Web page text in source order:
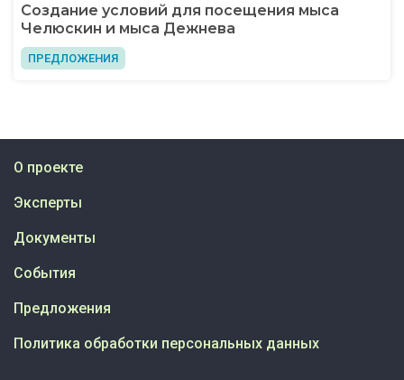
Создание условий для посещения мыса
Челюскин и мыса Дежнева
ПРЕДЛОЖЕНИЯ
О проекте
Эксперты
Документы
События
Предложения
Политика обработки персональных данных